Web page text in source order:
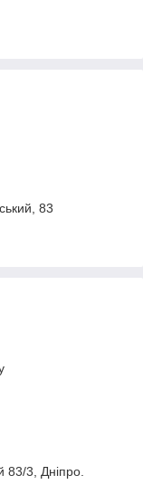
83
83/3, Дніпро.